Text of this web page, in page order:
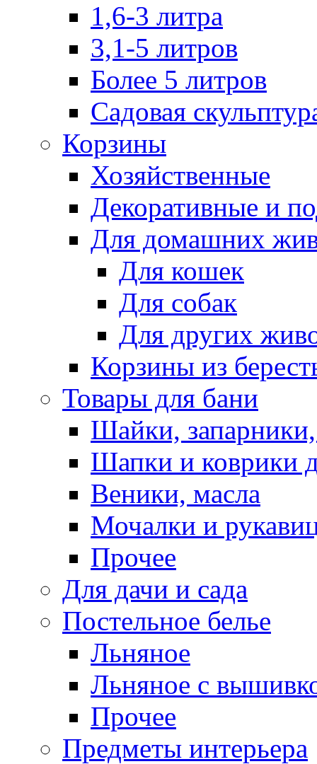
1,6-3 литра
3,1-5 литров
Более 5 литров
Садовая
Корзины
Хозяйственные
Декоративные и
Для домашних
Для кошек
Для собак
Для других
Корзины из
Товары для бани
Шайки,
Шапки и коврики
Веники, масла
Мочалки и
Прочее
Для дачи и сада
Постельное белье
Льняное
Льняное с
Прочее
Предметы интерьера